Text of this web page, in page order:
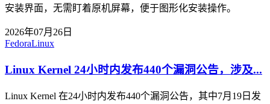
安装界面，无需盯着原机屏幕，便于图形化安装操作。
2026年07月26日
FedoraLinux
Linux Kernel 24小时内发布440个漏洞公告，涉及...
Linux Kernel 在24小时内发布440个漏洞公告，其中7月19日发